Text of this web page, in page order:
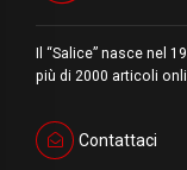
Il “Salice” nasce nel
più di 2000 articoli
Contattaci